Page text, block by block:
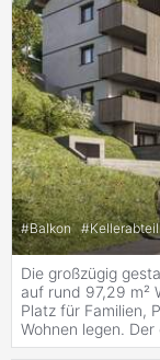
#Balkon #
Die großzügig
auf rund 97,29 m²
Platz für Familien,
Wohnen legen.